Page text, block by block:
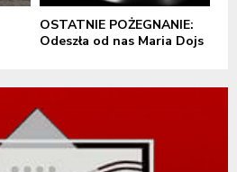
OSTATNIE POŻEGNANIE:
Odeszła od nas Maria Dojs